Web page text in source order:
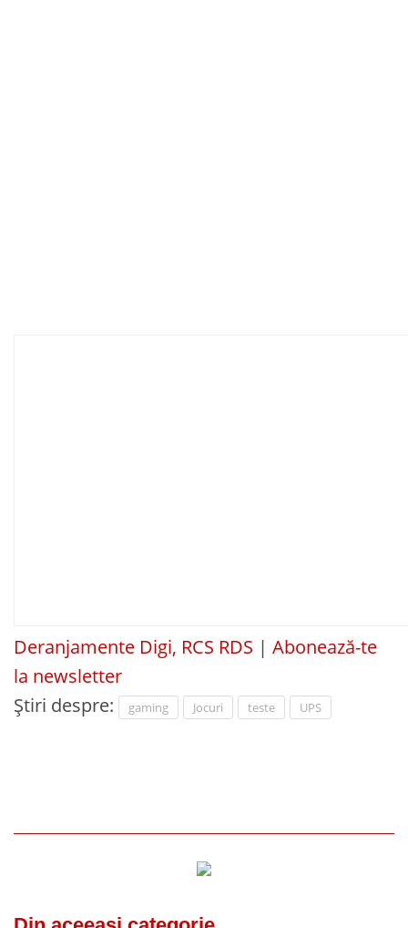
Deranjamente Digi, RCS RDS | Abonează-te
la newsletter
Știri despre:
gaming Jocuri teste UPS